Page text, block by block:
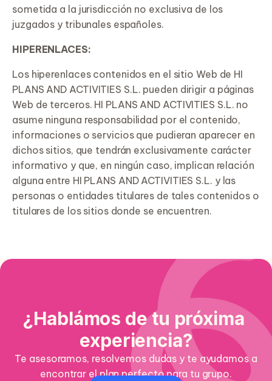
sometida a la jurisdicción no exclusiva de los
juzgados y tribunales españoles.
HIPERENLACES:
Los hiperenlaces contenidos en el sitio Web de HI
PLANS AND ACTIVITIES S.L. pueden dirigir a páginas
Web de terceros. HI PLANS AND ACTIVITIES S.L. no
asume ninguna responsabilidad por el contenido,
informaciones o servicios que pudieran aparecer en
dichos sitios, que tendrán exclusivamente carácter
informativo y que, en ningún caso, implican relación
alguna entre HI PLANS AND ACTIVITIES S.L. y las
personas o entidades titulares de tales contenidos o
titulares de los sitios donde se encuentren.
¿Hablámos de tu próxima
experiencia?
Te asesoramos, resolvemos dudas y te ayudamos a
encontrar el plan perfecto para tu grupo.